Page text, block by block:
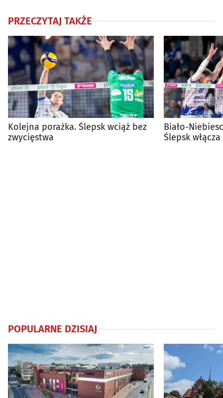
PRZECZYTAJ TAKŻE
Kolejna porażka. Ślepsk wciąż bez
zwycięstwa
Biało-
Ślepsk
POPULARNE DZISIAJ